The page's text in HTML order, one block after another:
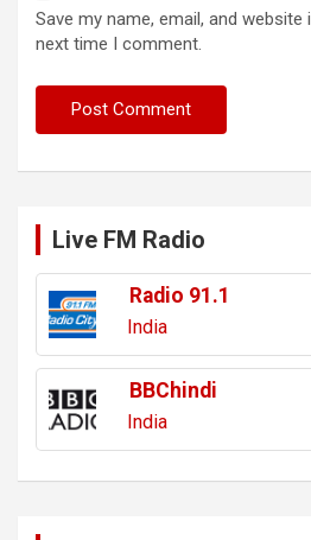
Save my name, email, and
next time I comment.
Live FM Radio
Radio 91.1
India
BBChindi
India